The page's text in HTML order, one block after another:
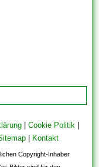
| Cookie Politik |
| Kontakt
Copyright-Inhaber